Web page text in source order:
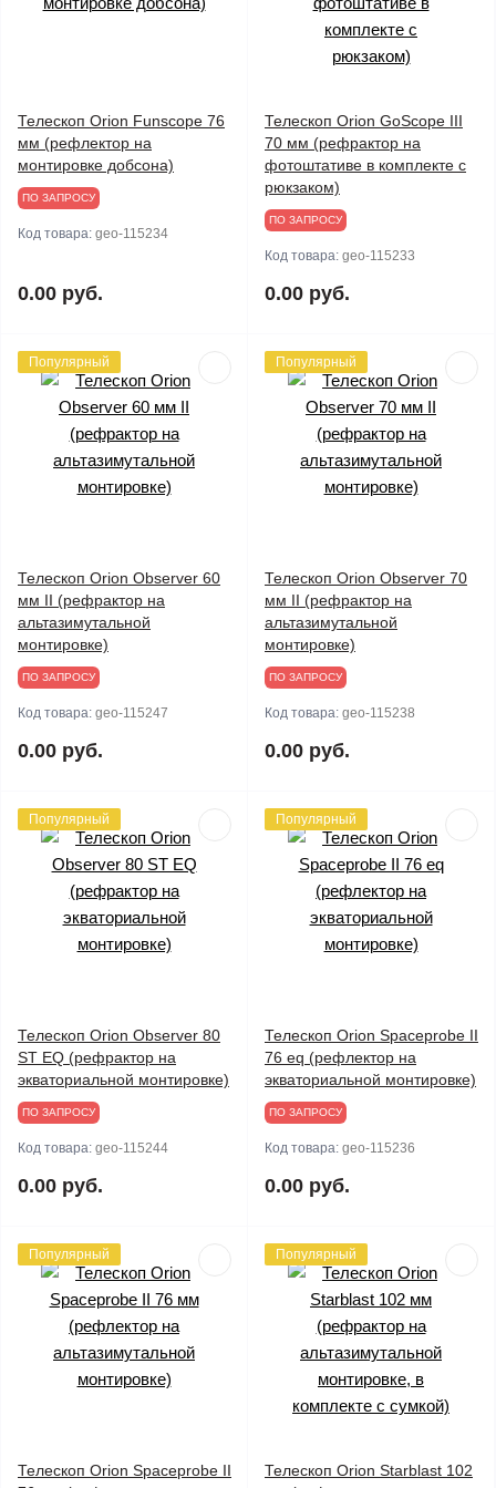
Телескоп Orion Funscope 76
мм (рефлектор на
монтировке добсона)
ПО ЗАПРОСУ
Код товара: geo-115234
0.00 руб.
Телескоп Orion GoScope III
70 мм (рефрактор на
фотоштативе в комплекте с
рюкзаком)
ПО ЗАПРОСУ
Код товара: geo-115233
0.00 руб.
Популярный
Телескоп Orion Observer 60
мм II (рефрактор на
альтазимутальной
монтировке)
ПО ЗАПРОСУ
Код товара: geo-115247
0.00 руб.
Популярный
Телескоп Orion Observer 70
мм II (рефрактор на
альтазимутальной
монтировке)
ПО ЗАПРОСУ
Код товара: geo-115238
0.00 руб.
Популярный
Телескоп Orion Observer 80
ST EQ (рефрактор на
экваториальной монтировке)
ПО ЗАПРОСУ
Код товара: geo-115244
0.00 руб.
Популярный
Телескоп Orion Spaceprobe II
76 eq (рефлектор на
экваториальной монтировке)
ПО ЗАПРОСУ
Код товара: geo-115236
0.00 руб.
Популярный
Телескоп Orion Spaceprobe II
Популярный
Телескоп Orion Starblast 102